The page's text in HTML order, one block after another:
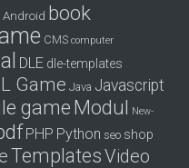
Android book
CMS computer
DLE dle-templates
Game Java Javascript
gameModul New-
PHP Python seo shop
TemplatesVideo